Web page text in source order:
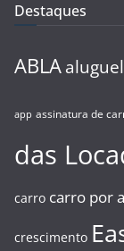
Destaques
ABLA aluguel
app assinatura de
das
carro carro por
crescimento